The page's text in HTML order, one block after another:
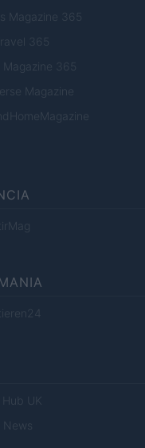
Magazine 365
365
Magazine 365
Magazine
UK
News